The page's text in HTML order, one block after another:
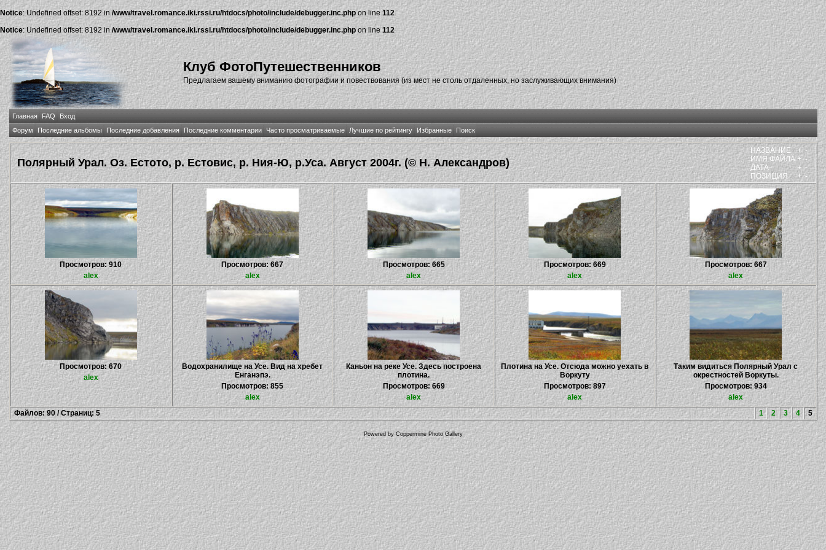
Notice: Undefined offset: 8192 in /www/travel.romance.iki.rssi.ru/htdocs/photo/include/debugger.inc.phpon line112
Notice: Undefined offset: 8192 in/www/travel.romance.iki.rssi.ru/htdocs/photo/include/debugger.inc.phpon line112
Клуб ФотоПутешественников
Предлагаем вашему вниманию фотографии и повествования (из мест не столь отдаленных, но заслуживающих внимания)
Главная FAQ
Вход
Форум
Последние альбомы Последние добавления Последние комментарии Часто просматриваемые Лучшие по рейтингу Избранные Поиск
Полярный Урал. Оз. Естото, р. Естовис, р. Ния-Ю, р.Уса. Август 2004г. (© Н. Александров)
НАЗВАНИЕ +-
ИМЯ ФАЙЛА+-
ДАТА
+ -
ПОЗИЦИЯ
+-
Просмотров: 910
alex
Просмотров: 667
alex
Просмотров: 665
alex
Просмотров: 669
alex
Просмотров: 667
alex
Просмотров: 670
alex
Водохранилище на Усе. Вид на хребет
Енганэпэ.
Просмотров: 855
alex
Каньон на реке Усе. Здесь построена
плотина.
Просмотров: 669
alex
Плотина на Усе. Отсюда можно уехать в
Воркуту
Просмотров: 897
alex
Таким видиться Полярный Урал с
окрестностей Воркуты.
Просмотров: 934
alex
Файлов: 90 / Страниц: 5
1 2 3 4 5
Powered by Coppermine Photo Gallery